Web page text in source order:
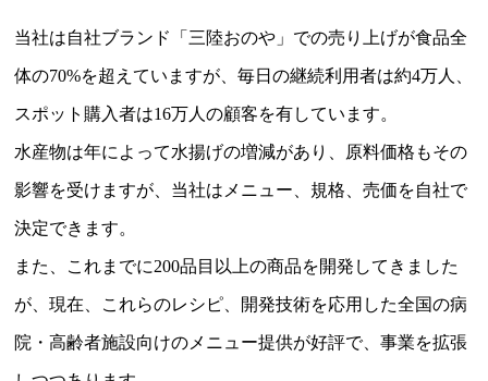
当社は自社ブランド「三陸おのや」での売り上げが食品全
体の70%を超えていますが、毎日の継続利用者は約4万人、
スポット購入者は16万人の顧客を有しています。
水産物は年によって水揚げの増減があり、原料価格もその
影響を受けますが、当社はメニュー、規格、売価を自社で
決定できます。
また、これまでに200品目以上の商品を開発してきました
が、現在、これらのレシピ、開発技術を応用した全国の病
院・高齢者施設向けのメニュー提供が好評で、事業を拡張